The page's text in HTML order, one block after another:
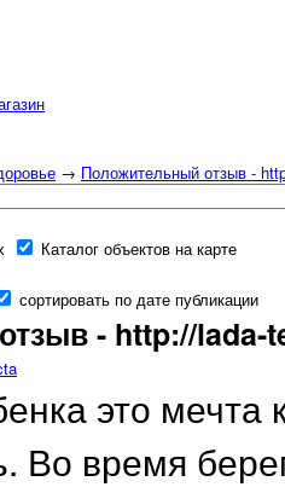
→ Положительный отзыв -
Каталог объектов на карте
сортировать по дате публикации
- http://lada-
это
Во время